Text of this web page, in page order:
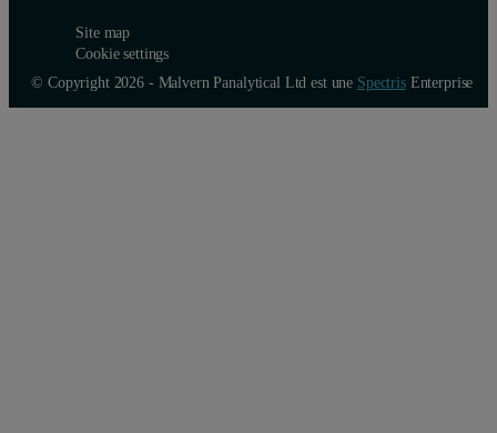
Site map
Cookie settings
© Copyright 2026 - Malvern Panalytical Ltd est une SpectrisEnterprise